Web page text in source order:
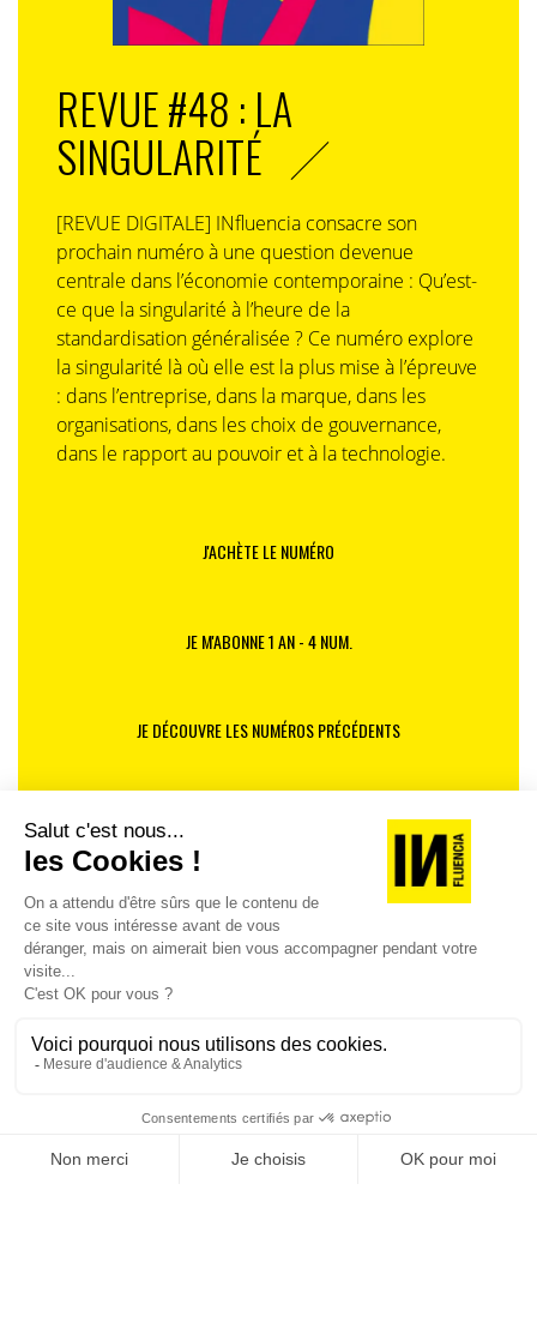
REVUE #48 : LA
SINGULARITÉ
[REVUE DIGITALE] INfluencia consacre son
prochain numéro à une question devenue
centrale dans l’économie contemporaine : Qu’est-
ce que la singularité à l’heure de la
standardisation généralisée ? Ce numéro explore
la singularité là où elle est la plus mise à l’épreuve
: dans l’entreprise, dans la marque, dans les
organisations, dans les choix de gouvernance,
dans le rapport au pouvoir et à la technologie.
J'ACHÈTE LE NUMÉRO
JE M'ABONNE 1 AN - 4 NUM.
JE DÉCOUVRE LES NUMÉROS PRÉCÉDENTS